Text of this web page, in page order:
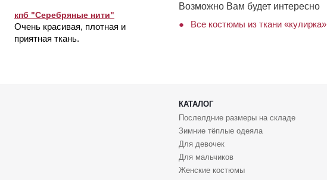
кпб "Серебряные нити"
Очень красивая, плотная и
приятная ткань.
Возможно Вам будет интересно
Все костюмы из ткани «кулирка»
КАТАЛОГ
Послелдние размеры на складе
Зимние тёплые одеяла
Для девочек
Для мальчиков
Женские костюмы